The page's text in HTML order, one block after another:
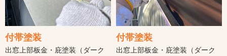
付帯塗装
出窓上部板金・庇塗装（ダーク
付帯塗装
出窓上部板金・庇塗装（ダーク